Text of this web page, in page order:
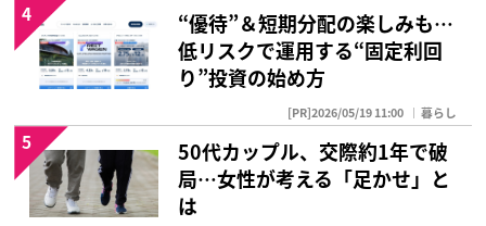
“優待”＆短期分配の楽しみも…
低リスクで運用する“固定利回
り”投資の始め方
[PR]2026/05/19 11:00 暮らし
4
50代カップル、交際約1年で破
局…女性が考える「足かせ」と
は
5